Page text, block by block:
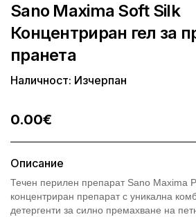
Sano Maxima Soft Silk
Концентриран гел за
пранета
Наличност: Изчерпан
0.00€
Описание
Течен перилен препарат Sano Maxima
концентриран препарат с уникална
детергенти за силно премахване на